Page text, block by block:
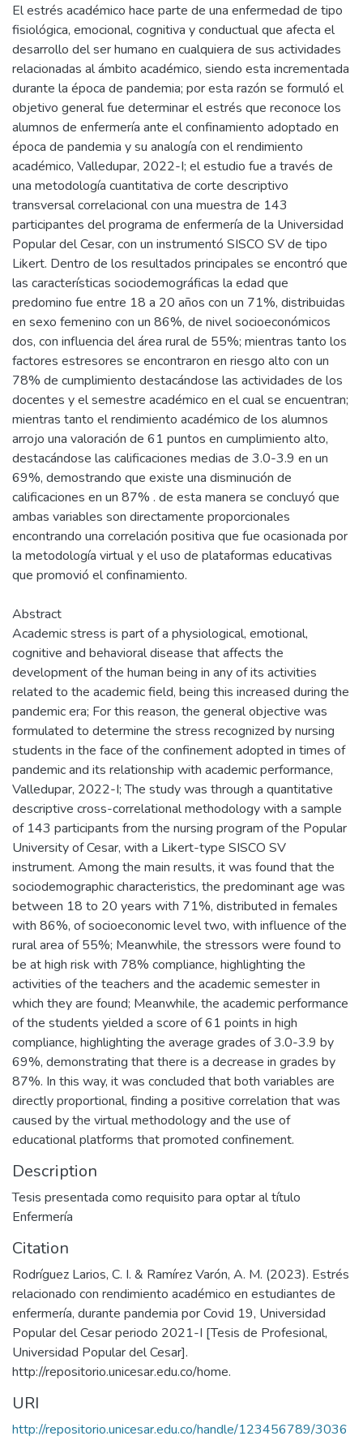
El estrés académico hace parte de una enfermedad de tipo
fisiológica, emocional, cognitiva y conductual que afecta el
desarrollo del ser humano en cualquiera de sus actividades
relacionadas al ámbito académico, siendo esta incrementada
durante la época de pandemia; por esta razón se formuló el
objetivo general fue determinar el estrés que reconoce los
alumnos de enfermería ante el confinamiento adoptado en
época de pandemia y su analogía con el rendimiento
académico, Valledupar, 2022-I; el estudio fue a través de
una metodología cuantitativa de corte descriptivo
transversal correlacional con una muestra de 143
participantes del programa de enfermería de la Universidad
Popular del Cesar, con un instrumentó SISCO SV de tipo
Likert. Dentro de los resultados principales se encontró que
las características sociodemográficas la edad que
predomino fue entre 18 a 20 años con un 71%, distribuidas
en sexo femenino con un 86%, de nivel socioeconómicos
dos, con influencia del área rural de 55%; mientras tanto los
factores estresores se encontraron en riesgo alto con un
78% de cumplimiento destacándose las actividades de los
docentes y el semestre académico en el cual se encuentran;
mientras tanto el rendimiento académico de los alumnos
arrojo una valoración de 61 puntos en cumplimiento alto,
destacándose las calificaciones medias de 3.0-3.9 en un
69%, demostrando que existe una disminución de
calificaciones en un 87% . de esta manera se concluyó que
ambas variables son directamente proporcionales
encontrando una correlación positiva que fue ocasionada por
la metodología virtual y el uso de plataformas educativas
que promovió el confinamiento.
Abstract
Academic stress is part of a physiological, emotional,
cognitive and behavioral disease that affects the
development of the human being in any of its activities
related to the academic field, being this increased during the
pandemic era; For this reason, the general objective was
formulated to determine the stress recognized by nursing
students in the face of the confinement adopted in times of
pandemic and its relationship with academic performance,
Valledupar, 2022-I; The study was through a quantitative
descriptive cross-correlational methodology with a sample
of 143 participants from the nursing program of the Popular
University of Cesar, with a Likert-type SISCO SV
instrument. Among the main results, it was found that the
sociodemographic characteristics, the predominant age was
between 18 to 20 years with 71%, distributed in females
with 86%, of socioeconomic level two, with influence of the
rural area of 55%; Meanwhile, the stressors were found to
be at high risk with 78% compliance, highlighting the
activities of the teachers and the academic semester in
which they are found; Meanwhile, the academic performance
of the students yielded a score of 61 points in high
compliance, highlighting the average grades of 3.0-3.9 by
69%, demonstrating that there is a decrease in grades by
87%. In this way, it was concluded that both variables are
directly proportional, finding a positive correlation that was
caused by the virtual methodology and the use of
educational platforms that promoted confinement.
Description
Tesis presentada como requisito para optar al título
Enfermería
Citation
Rodríguez Larios, C. I. & Ramírez Varón, A. M. (2023). Estrés
relacionado con rendimiento académico en estudiantes de
enfermería, durante pandemia por Covid 19, Universidad
Popular del Cesar periodo 2021-I [Tesis de Profesional,
Universidad Popular del Cesar].
http://repositorio.unicesar.edu.co/home.
URI
http://repositorio.unicesar.edu.co/handle/123456789/3036